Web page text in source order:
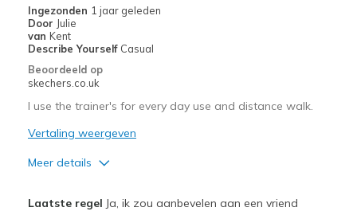
met
de
migratiegeschiedenis
de
bezoeken.
Ingezonden 1 jaar geleden
Door Julie
van Kent
Describe Yourself Casual
Beoordeeld op
skechers.co.uk
I use the trainer's for every day use and distance walk.
Vertaling weergeven
Meer details
Laatste regel Ja, ik zou aanbevelen aan een vriend